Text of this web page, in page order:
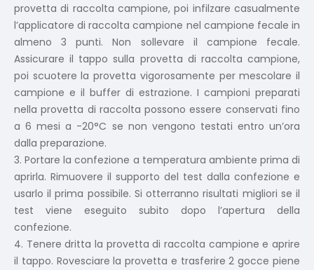
provetta di raccolta campione, poi infilzare casualmente
l’applicatore di raccolta campione nel campione fecale in
almeno 3 punti. Non sollevare il campione fecale.
Assicurare il tappo sulla provetta di raccolta campione,
poi scuotere la provetta vigorosamente per mescolare il
campione e il buffer di estrazione. I campioni preparati
nella provetta di raccolta possono essere conservati fino
a 6 mesi a -20°C se non vengono testati entro un’ora
dalla preparazione.
3. Portare la confezione a temperatura ambiente prima di
aprirla. Rimuovere il supporto del test dalla confezione e
usarlo il prima possibile. Si otterranno risultati migliori se il
test viene eseguito subito dopo l’apertura della
confezione.
4. Tenere dritta la provetta di raccolta campione e aprire
il tappo. Rovesciare la provetta e trasferire 2 gocce piene